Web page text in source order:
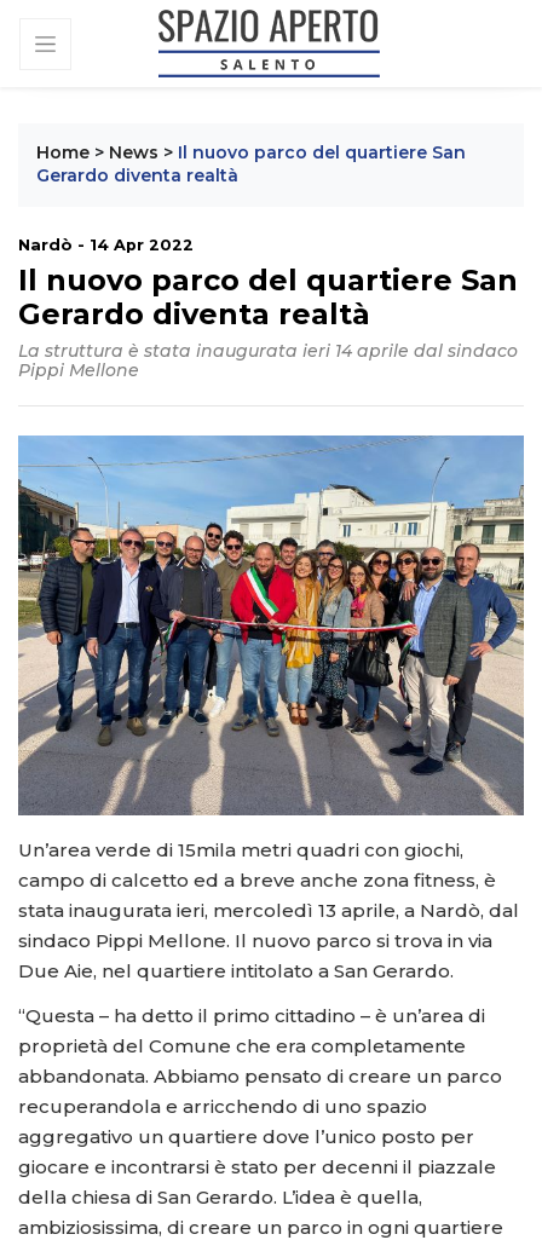
Home > News > Il nuovo parco del quartiere San
Gerardo diventa realtà
Nardò - 14 Apr 2022
Il nuovo parco del quartiere San
Gerardo diventa realtà
La struttura è stata inaugurata ieri 14 aprile dal sindaco
Pippi Mellone
Un’area verde di 15mila metri quadri con giochi,
campo di calcetto ed a breve anche zona fitness, è
stata inaugurata ieri, mercoledì 13 aprile, a Nardò, dal
sindaco Pippi Mellone. Il nuovo parco si trova in via
Due Aie, nel quartiere intitolato a San Gerardo.
“Questa – ha detto il primo cittadino – è un’area di
proprietà del Comune che era completamente
abbandonata. Abbiamo pensato di creare un parco
recuperandola e arricchendo di uno spazio
aggregativo un quartiere dove l’unico posto per
giocare e incontrarsi è stato per decenni il piazzale
della chiesa di San Gerardo. L’idea è quella,
ambiziosissima, di creare un parco in ogni quartiere